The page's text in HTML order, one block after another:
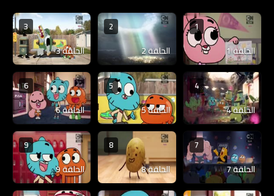
1
الحلقة 1
2
الحلقة 2
3
الحلقة 3
4
الحلقة 4
5
الحلقة 5
6
الحلقة 6
7
الحلقة 7
8
الحلقة 8
9
الحلقة 9